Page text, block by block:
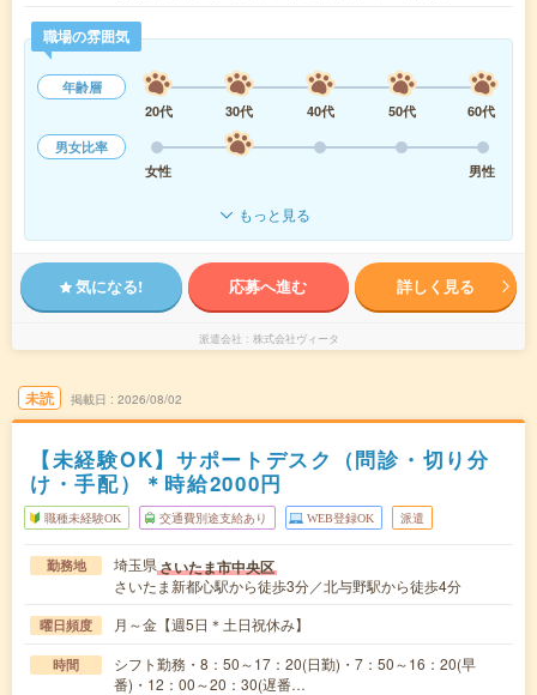
職場の雰囲気
年齢層
20代
30代 40代 50代
60代
男女比率
女性
男性
もっと見る
気になる! 応募へ進む 詳しく見る
派遣会社 株式会社ヴィータ
未読 掲載日 2026/08/02
【未経験OK】サポートデスク（問診・切り分
け・手配）＊時給2000円
職種未経験OK 交通費別途支給あり WEB登録OK 派遣
勤務地 埼玉県さいたま市中央区
さいたま新都心駅から徒歩3分／北与野駅から徒歩4分
曜日頻度 月～金【週5日＊土日祝休み】
時間
シフト勤務・8：50～17：20(日勤)・7：50～16：20(早
番)・12：00～20：30(遅番…